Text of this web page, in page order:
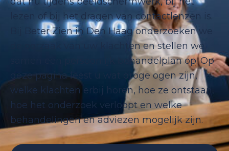
lezen of bij het dragen van contactlenzen is.
Bij Beter Zien in Den Haag onderzoeken we
de oorzaak van uw klachten en stellen we
samen een persoonlijk behandelplan op. Op
deze pagina leest u wat droge ogen zijn,
welke klachten erbij horen, hoe ze ontstaan,
hoe het onderzoek verloopt en welke
behandelingen en adviezen mogelijk zijn.